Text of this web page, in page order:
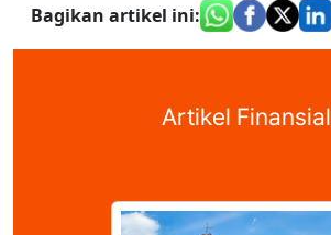
Bagikan artikel ini:
Artikel Finansial